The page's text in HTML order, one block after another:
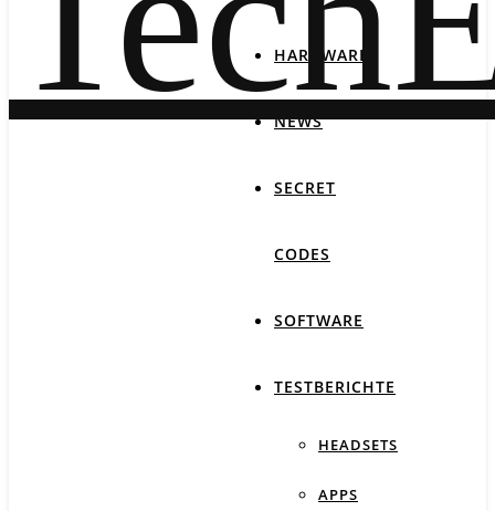
HARDWARE
NEWS
SECRET
CODES
SOFTWARE
TESTBERICHTE
HEADSETS
APPS